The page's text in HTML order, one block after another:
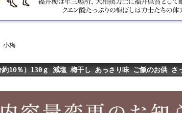
小梅
約10％）130ｇ 減塩 梅干し あっさり味 ご飯のお供 さ